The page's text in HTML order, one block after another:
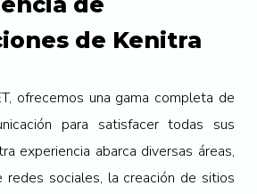
de Kenitra
ofrecemos una gama completa de
para satisfacer todas sus
experiencia abarca diversas áreas,
sociales, la creación de sitios